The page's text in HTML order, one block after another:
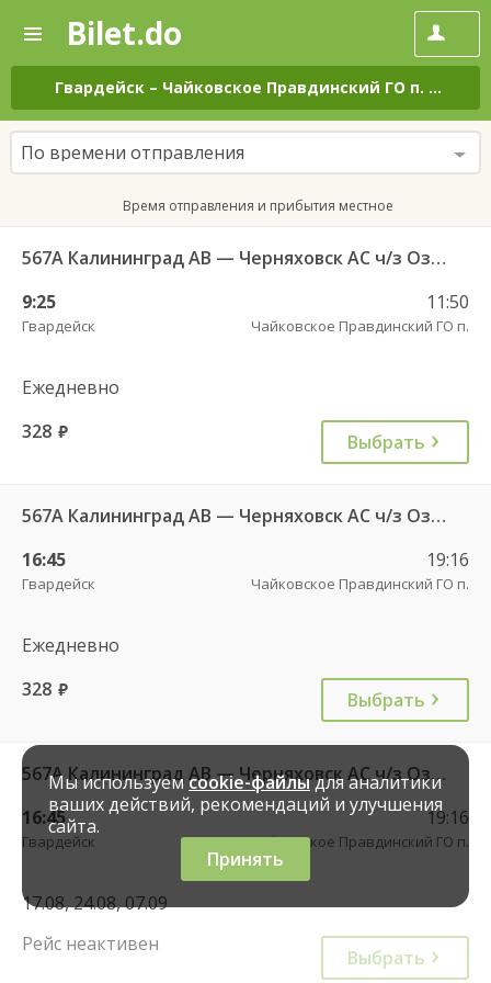
—
Поиск
и
покупка
билетов
на
автобус
онлайн
Bilet.do
Гвардейск – Чайковское Правдинский ГО п. на
По времени отправления
Время отправления и прибытия местное
567А Калининград АВ — Черняховск АС ч/з Озерки п., Правдинск КДП, Железнодорожный КДП
9:25
Гвардейск
11:50
Чайковское Правдинский ГО п.
Ежедневно
328 руб. Выбрать
567А Калининград АВ — Черняховск АС ч/з Озерки п., Правдинск КДП, Железнодорожный КДП
16:45
Гвардейск
19:16
Чайковское Правдинский ГО п.
Ежедневно
328 руб. Выбрать
567А Калининград АВ — Черняховск АС ч/з Озерки п., Правдинск КДП, Железнодорожный КДП
16:45
Гвардейск
19:16
Чайковское Правдинский ГО п.
17.08, 24.08, 07.09
Рейс неактивен
Выбрать
Мы используемcookie-файлыдля аналитики
ваших действий, рекомендаций и улучшения
сайта.
Принять